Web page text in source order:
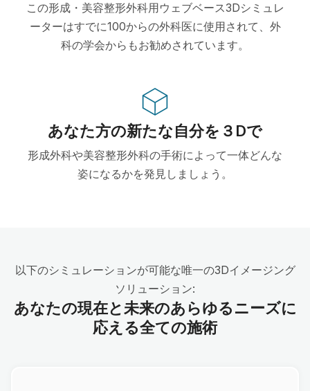
この形成・美容整形外科用ウェブベース3Dシミュレ
ーターはすでに100からの外科医に使用されて、外
科の学会からもお勧めされています。
あなた方の新たな自分を３Dで
形成外科や美容整形外科の手術によって一体どんな
姿になるかを発見しましょう。
以下のシミュレーションが可能な唯一の3Dイメージング
ソリューション:
あなたの現在と未来のあらゆるニーズに
応える全ての施術